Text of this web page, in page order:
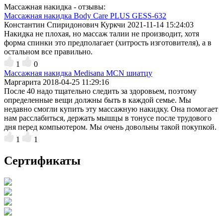
Массажная накидка - отзывы:
Массажная накидка Body Care PLUS GESS-632
Константин Спиридонович Куркчи 2021-11-14 15:24:03
Накидка не плохая, но массаж талии не производит, хотя
форма спинки это предполагает (хитрость изготовителя), а в
остальном все правильно.
1
0
Массажная накидка Medisana MCN шиатцу
Маргарита 2018-04-25 11:29:16
После 40 надо тщательно следить за здоровьем, поэтому
определенные вещи должны быть в каждой семье. Мы
недавно смогли купить эту массажную накидку. Она помогает
нам расслабиться, держать мышцы в тонусе после трудового
дня перед компьютером. Мы очень довольны такой покупкой.
1
1
Сертификаты